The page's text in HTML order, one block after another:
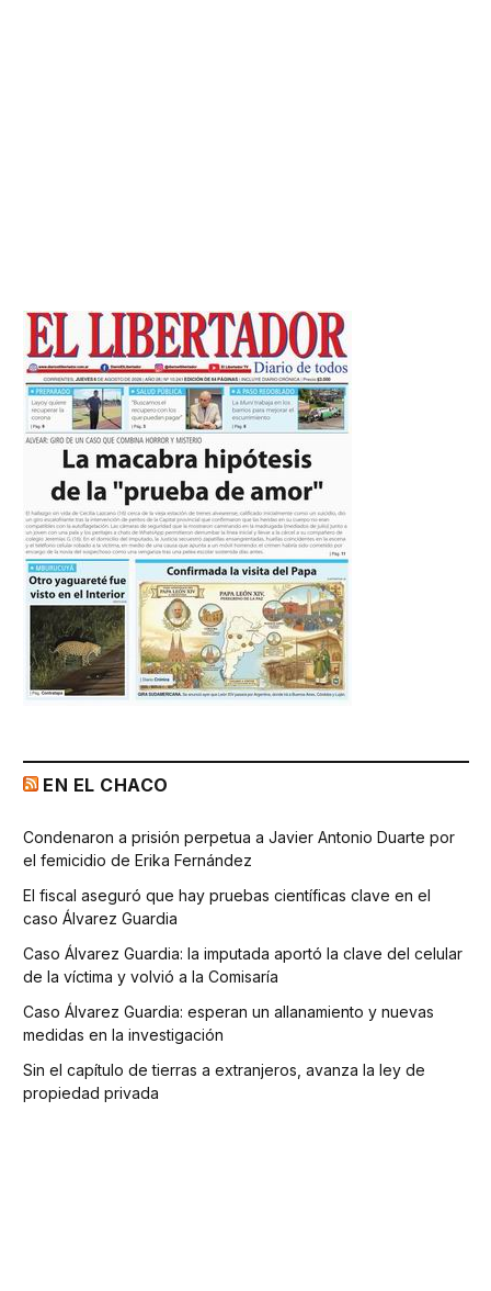
EN EL CHACO
Condenaron a prisión perpetua a Javier Antonio Duarte por
el femicidio de Erika Fernández
El fiscal aseguró que hay pruebas científicas clave en el
caso Álvarez Guardia
Caso Álvarez Guardia: la imputada aportó la clave del celular
de la víctima y volvió a la Comisaría
Caso Álvarez Guardia: esperan un allanamiento y nuevas
medidas en la investigación
Sin el capítulo de tierras a extranjeros, avanza la ley de
propiedad privada